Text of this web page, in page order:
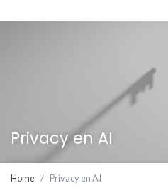
Privacy en AI
Home Privacy en AI